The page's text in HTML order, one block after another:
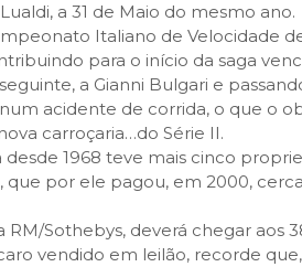
a 31 de Maio do mesmo ano.
Italiano de Velocidade
para o início da saga
a Gianni Bulgari e
acidente de corrida, o que o
carroçaria…do Série II.
desde 1968 teve mais cinco
que por ele pagou, em 2000,
RM/Sothebys, deverá chegar aos
vendido em leilão, recorde